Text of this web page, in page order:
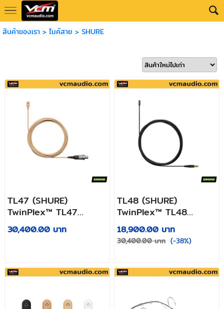
สินค้าของเรา> ไมค์สาย > SHURE
TL47 (SHURE)
TwinPlex™ TL47
Subminiature Lavalier
Microphone
30,400.00 บาท
TL48 (SHURE)
TwinPlex™ TL48
Subminiature Lavalier
Microphone
18,900.00 บาท
30,400.00 บาท (-38%)